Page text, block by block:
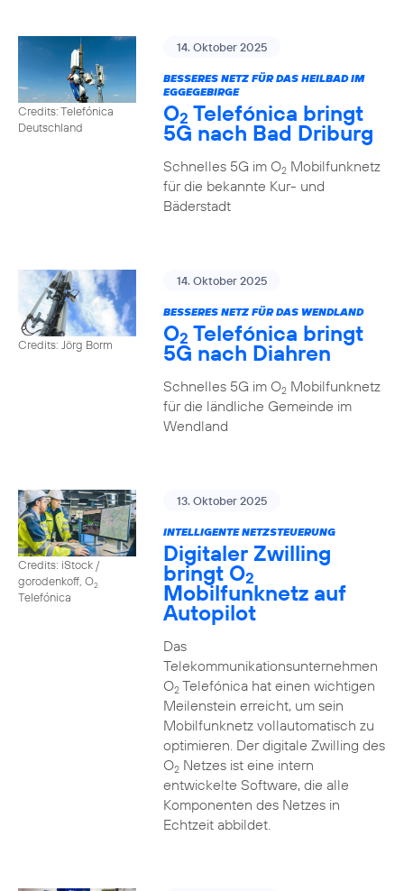
Credits: Telefónica
Deutschland
14. Oktober 2025
BESSERES NETZ FÜR DAS HEILBAD IM
EGGEGEBIRGE
O2 Telefónica bringt
5G nach Bad Driburg
Schnelles 5G im O2Mobilfunknetz
für die bekannte Kur- und
Bäderstadt
Credits: Jörg Borm
14. Oktober 2025
BESSERES NETZ FÜR DAS WENDLAND
O2 Telefónica bringt
5G nach Diahren
Schnelles 5G im O2Mobilfunknetz
für die ländliche Gemeinde im
Wendland
Credits: iStock /
gorodenkoff, O2
Telefónica
13. Oktober 2025
INTELLIGENTE NETZSTEUERUNG
Digitaler Zwilling
bringt O2
Mobilfunknetz auf
Autopilot
Das
Telekommunikationsunternehmen
O2Telefónica hat einen wichtigen
Meilenstein erreicht, um sein
Mobilfunknetz vollautomatisch zu
optimieren. Der digitale Zwilling des
O2Netzes ist eine intern
entwickelte Software, die alle
Komponenten des Netzes in
Echtzeit abbildet.